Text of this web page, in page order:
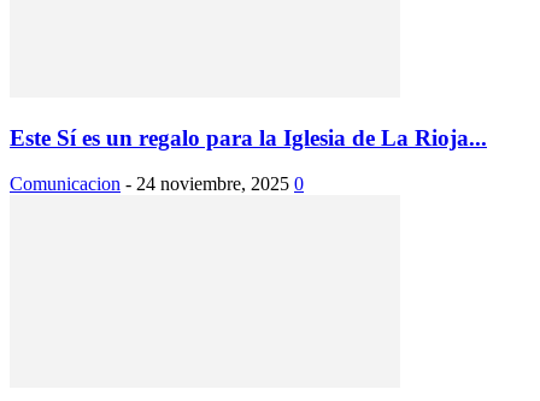
Este Sí es un regalo para la Iglesia de La Rioja...
Comunicacion - 24 noviembre, 2025 0